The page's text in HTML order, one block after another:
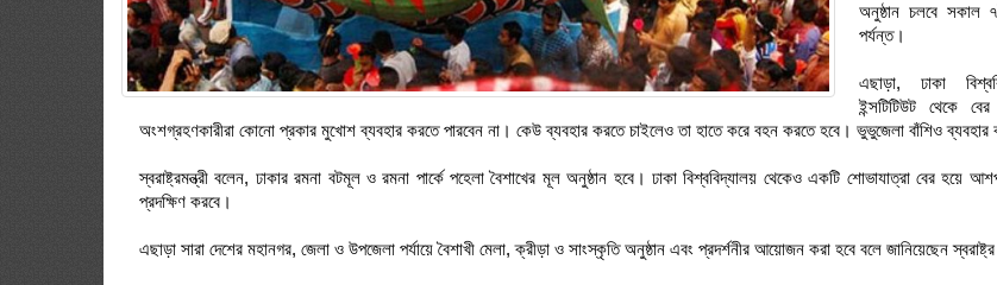
অনুষ্ঠান চলবে সকাল
পর্যন্ত।
এছাড়া, ঢাকা
ইন্সটিটিউট থেকে
অংশগ্রহণকারীরা কোনো প্রকার মুখোশ ব্যবহার করতে পারবেন না। কেউ ব্যবহার করতে চাইলেও তা হাতে করে বহন করতে হবে। ভুভুজেলা বাঁশিও ব্যবহার
স্বরাষ্ট্রমন্ত্রী বলেন, ঢাকার রমনা বটমূল ও রমনা পার্কে পহেলা বৈশাখের মূল অনুষ্ঠান হবে। ঢাকা বিশ্ববিদ্যালয় থেকেও একটি শোভাযাত্রা বের হয়ে
প্রদক্ষিণ করবে।
এছাড়া সারা দেশের মহানগর, জেলা ও উপজেলা পর্যায়ে বৈশাখী মেলা, ক্রীড়া ও সাংস্কৃতি অনুষ্ঠান এবং প্রদর্শনীর আয়োজন করা হবে বলে জানিয়েছেন স্বরাষ্ট্র